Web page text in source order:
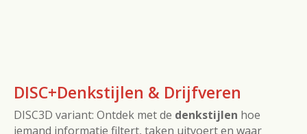
DISC+Denkstijlen & Drijfveren
DISC3D variant: Ontdek met de denkstijlen hoe
iemand informatie filtert, taken uitvoert en waar